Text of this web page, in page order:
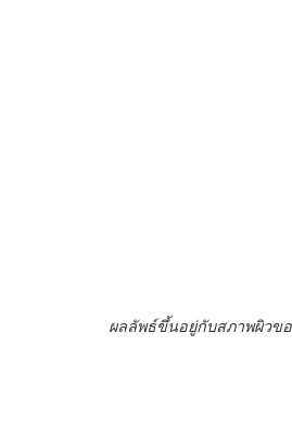
ผลลัพธ์ขึ้นอยู่กับสภาพผิวข